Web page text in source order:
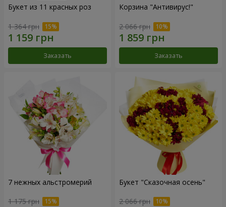
Букет из 11 красных роз
1 364 грн
Заказать
Корзина "Антивирус!"
2 066 грн
Заказать
7 нежных альстромерий
1 175 грн
Букет "Сказочная осень"
2 066 грн